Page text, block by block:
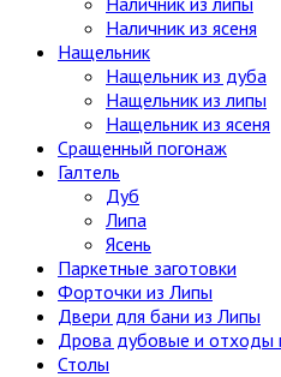
Наличник из ясеня
Нащельник
Нащельник из дуба
Нащельник из липы
Нащельник из ясеня
Сращенный погонаж
Галтель
Дуб
Липа
Ясень
Паркетные заготовки
Форточки из Липы
Двери для бани из Липы
Дрова дубовые и отходы
Столы